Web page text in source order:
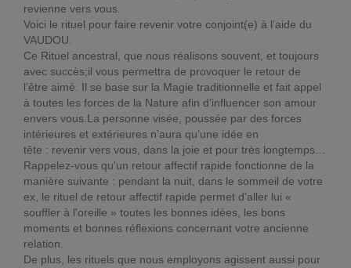
revienne vers vous.
Voici le rituel pour faire revenir votre conjoint(e) à l’aide du
VAUDOU.
Ce Rituel ancestral, que nous réalisons souvent, et toujours
avec succès;il vous permettra de provoquer le retour de
l’être aimé. Il se base sur la Magie traditionnelle et fait appel
à toutes les forces de la Nature afin d’influencer son amour
envers vous.La personne visée, poussée par des forces
intérieures et extérieures n’aura qu’une idée en
tête : revenir vers vous, dans la joie et pour très longtemps…
Rappelez-vous qu'un retour affectif rapide fonctionne de la
manière suivante : pendant la nuit, dans le sommeil de votre
ex, le rituel de retour affectif rapide permet d'aller lui «
souffler à l'oreille » toutes les bonnes idées, les bons
moments et bonnes réflexions concernant votre ancienne
relation.
De plus, les rituels que nous employons agissent aussi pour